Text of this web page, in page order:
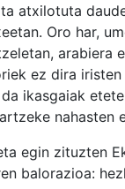
atxilotuta
Oro har,
arabiera
ez dira
ikasgaiak
nahasten
egin zituzten
balorazioa: